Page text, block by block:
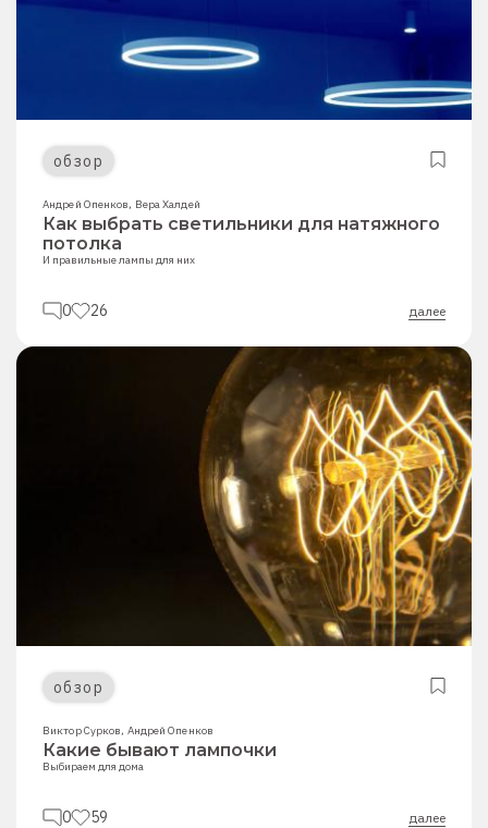
обзор
Андрей Опенков, Вера Халдей
Как выбрать светильники для натяжного
потолка
И правильные лампы для них
0 26 далее
обзор
Виктор Сурков, Андрей Опенков
Какие бывают лампочки
Выбираем для дома
0 59 далее